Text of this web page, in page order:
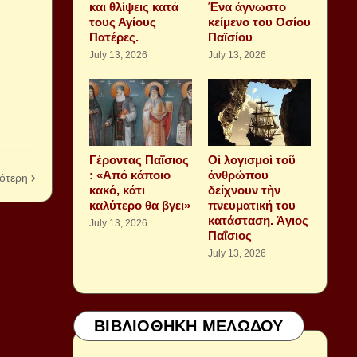
και θλίψεις κατά
τους Αγίους
Πατέρες.
July 13, 2026
Ένα άγνωστο
κείμενο του Οσίου
Παϊσίου
July 13, 2026
Γέροντας Παΐσιος
: «Από κάποιο
κακό, κάτι
καλύτερο θα βγει»
July 13, 2026
Οἱ λογισμοὶ τοῦ
ἀνθρώπου
δείχνουν τὴν
πνευματική του
κατάσταση. Ἁγιος
Παΐσιος
July 13, 2026
ΒΙΒΛΙΟΘΗΚΗ ΜΕΛΩΔΟΥ